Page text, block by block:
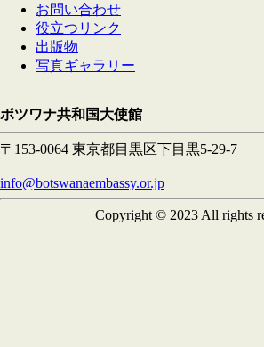
お問い合わせ
役立つリンク
出版物
写真ギャラリー
ボツワナ共和国大使館
〒153-0064 東京都目黒区下目黒5-29-7
info@botswanaembassy.or.jp
Copyright © 2023 All rights